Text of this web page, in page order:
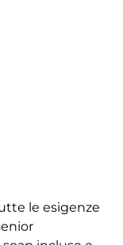
le esigenze